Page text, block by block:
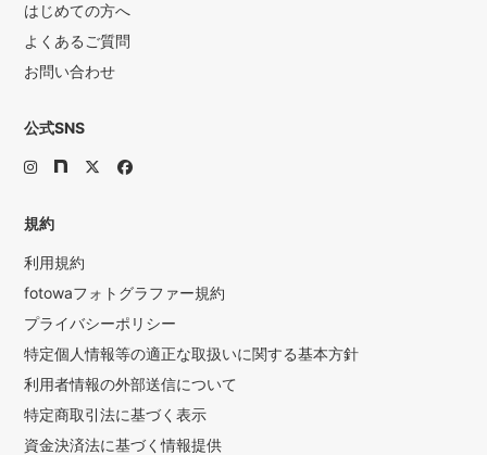
はじめての方へ
よくあるご質問
お問い合わせ
公式SNS
規約
利用規約
fotowaフォトグラファー規約
プライバシーポリシー
特定個人情報等の適正な取扱いに関する基本方針
利用者情報の外部送信について
特定商取引法に基づく表示
資金決済法に基づく情報提供